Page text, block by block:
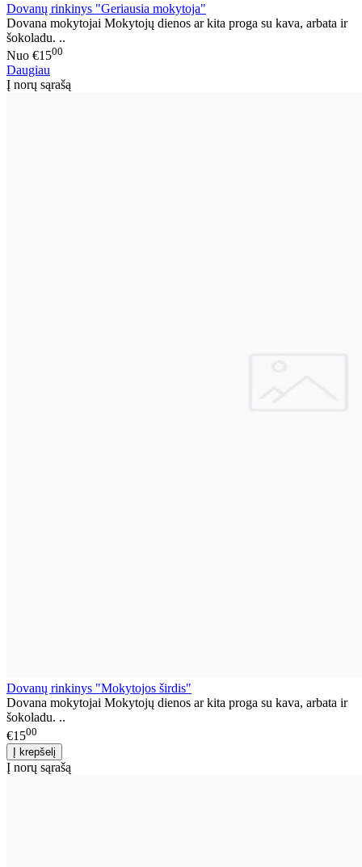
Dovanų rinkinys "Geriausia mokytoja"
Dovana mokytojai Mokytojų dienos ar kita proga su kava, arbata ir
šokoladu. ..
Nuo €1500
Daugiau
Į norų sąrašą
Dovanų rinkinys "Mokytojos širdis"
Dovana mokytojai Mokytojų dienos ar kita proga su kava, arbata ir
šokoladu. ..
€1500
Į norų sąrašą